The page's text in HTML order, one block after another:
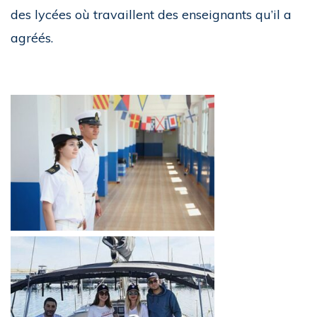
des lycées où travaillent des enseignants qu’il a
agréés.